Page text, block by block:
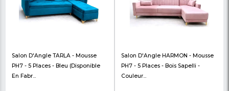
Salon D’Angle SHEM En Velours
Canapé D’Angle
Velours Gris – 5